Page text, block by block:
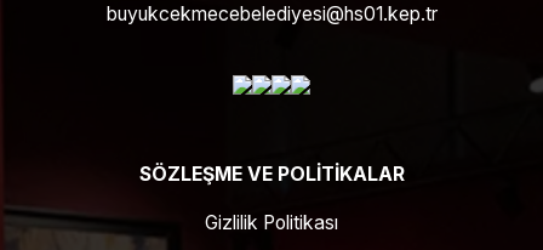
buyukcekmecebelediyesi@hs01.kep.tr
SÖZLEŞME VE POLITIKALAR
Gizlilik Politikası